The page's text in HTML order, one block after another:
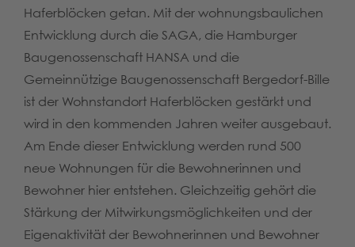
Haferblöcken getan. Mit der wohnungsbaulichen
Entwicklung durch die SAGA, die Hamburger
Baugenossenschaft HANSA und die
Gemeinnützige Baugenossenschaft Bergedorf-Bille
ist der Wohnstandort Haferblöcken gestärkt und
wird in den kommenden Jahren weiter ausgebaut.
Am Ende dieser Entwicklung werden rund 500
neue Wohnungen für die Bewohnerinnen und
Bewohner hier entstehen. Gleichzeitig gehört die
Stärkung der Mitwirkungsmöglichkeiten und der
Eigenaktivität der Bewohnerinnen und Bewohner